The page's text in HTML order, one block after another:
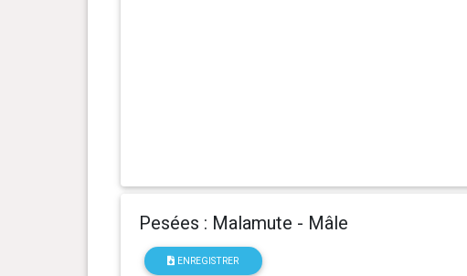
0 an(s), 7 mois et 14 jour(s)
Pesées : Malamute - Mâle
ENREGISTRER